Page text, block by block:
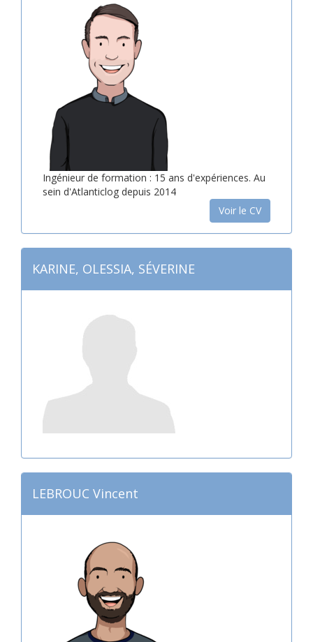
Ingénieur de formation : 15 ans d'expériences. Au
sein d'Atlanticlog depuis 2014
Voir le CV
KARINE, OLESSIA, SÉVERINE
LEBROUC Vincent